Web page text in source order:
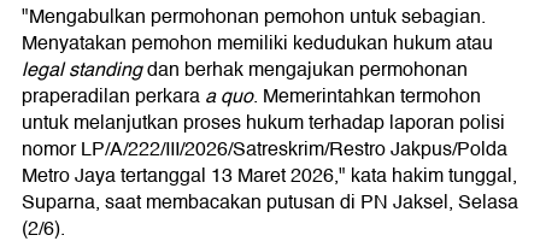
"Mengabulkan permohonan pemohon untuk sebagian.
Menyatakan pemohon memiliki kedudukan hukum atau
legal standingdan berhak mengajukan permohonan
praperadilan perkaraa quo. Memerintahkan termohon
untuk melanjutkan proses hukum terhadap laporan polisi
nomor LP/A/222/III/2026/Satreskrim/Restro Jakpus/Polda
Metro Jaya tertanggal 13 Maret 2026," kata hakim tunggal,
Suparna, saat membacakan putusan di PN Jaksel, Selasa
(2/6).